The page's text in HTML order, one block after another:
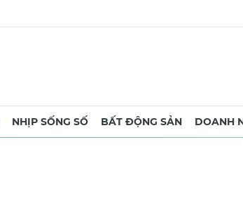
NHỊP SỐNG SỐ BẤT ĐỘNG SẢN DOANH